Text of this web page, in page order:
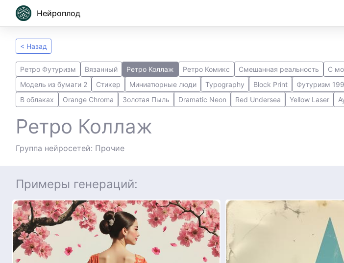
Нейроплод
< Назад
Ретро Футуризм Вязанный Ретро Коллаж Ретро Комикс Смешанная реальность С
Модель из бумаги 2
Стикер Миниатюрные люди Typography Block Print Футуризм
В облаках
Orange Chroma Золотая Пыль Dramatic Neon Red Undersea Yellow Laser
Ретро Коллаж
Группа нейросетей: Прочие
Примеры генераций: